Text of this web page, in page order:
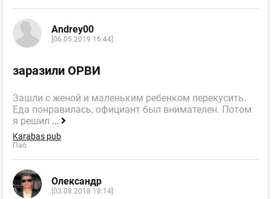
Andrey00
[06.05.2019 16:44]
заразили ОРВИ
Зашли с женой и маленьким ребенком перекусить.
Еда понравилась, официант был внимателен. Потом
я решил ...
Karabas pub
Паб
Олександр
[03.08.2018 18:14]